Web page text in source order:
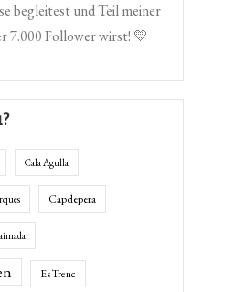
begleitest und Teil meiner
7.000 Follower wirst! 💛
Cala Agulla
Capdepera
Es Trenc